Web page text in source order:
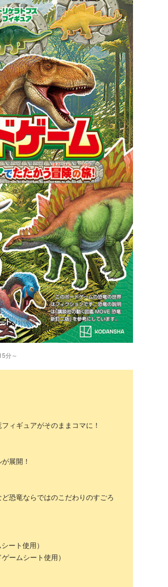
分～
ィギュアがそのままコマに！
展開！
恐竜ならではのこだわりのすごろ
ート使用）
ームシート使用）